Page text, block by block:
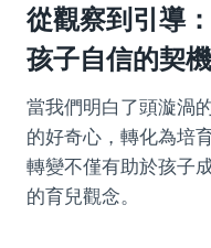
從觀察到引導
孩子自信的契機
當我們明白了頭漩渦
的好奇心，轉化為培
轉變不僅有助於孩子
的育兒觀念。